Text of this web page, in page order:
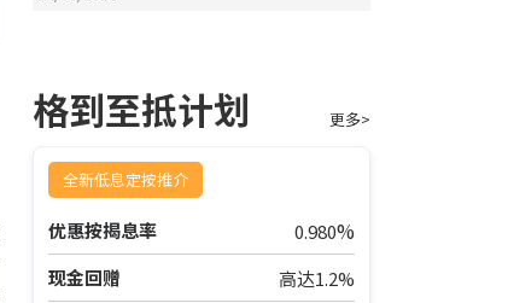
格到至抵计划 更多>
全新低息定按推介
优惠按揭息率 0.980%
现金回赠
高达1.2%